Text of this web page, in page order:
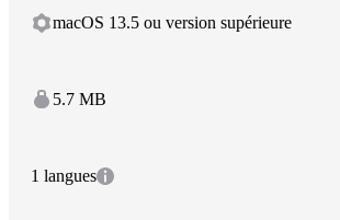
macOS 13.5 ou version supérieure
5.7 MB
1 langues